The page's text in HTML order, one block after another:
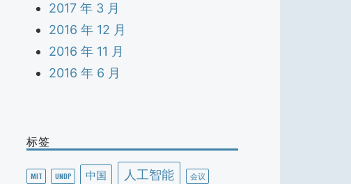
2017 年 3 月
2016 年 12 月
2016 年 11 月
2016 年 6 月
标签
MIT UNDP 中国 人工智能 会议